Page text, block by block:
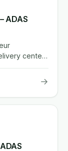
ADAS
center
→